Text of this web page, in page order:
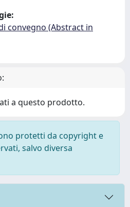
convegno (Abstract in
a questo prodotto.
protetti da copyright e
salvo diversa